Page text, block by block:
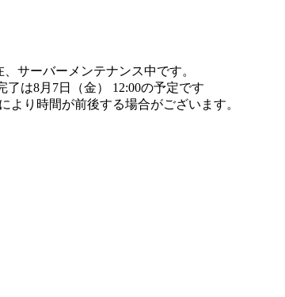
、サーバーメンテナンス中です。
了は8月7日（金） 12:00の予定です
より時間が前後する場合がございます。